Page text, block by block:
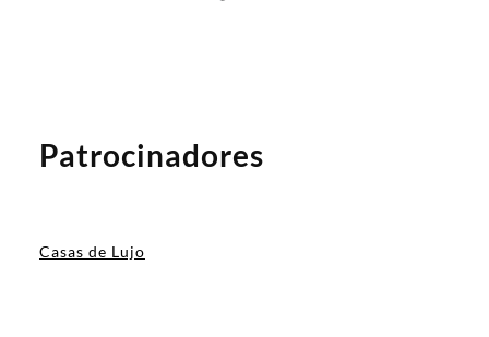
Patrocinadores
Casas de Lujo